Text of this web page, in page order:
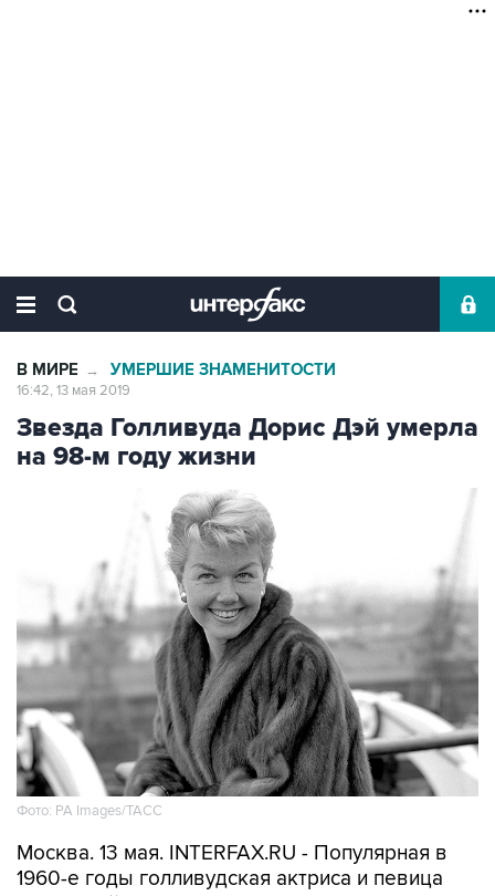
В МИРЕ → УМЕРШИЕ ЗНАМЕНИТОСТИ
16:42, 13 мая 2019
Звезда Голливуда Дорис Дэй умерла
на 98-м году жизни
Фото: PA Images/ТАСС
Москва. 13 мая. INTERFAX.RU - Популярная в
1960-е годы голливудская актриса и певица